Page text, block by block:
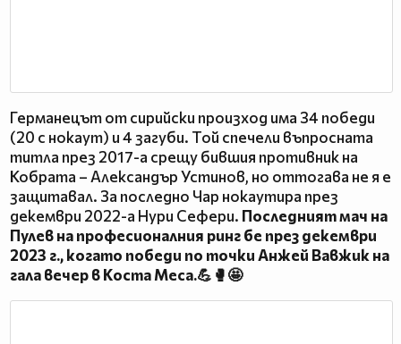
Германецът от сирийски произход има 34 победи
(20 с нокаут) и 4 загуби. Той спечели въпросната
титла през 2017-а срещу бившия противник на
Кобрата – Александър Устинов, но оттогава не я е
защитавал. За последно Чар нокаутира през
декември 2022-а Нури Сефери. Последният мач на
Пулев на професионалния ринг бе през декември
2023 г., когато победи по точки Анжей Вавжик на
гала вечер в Коста Меса.💪🥊🤩